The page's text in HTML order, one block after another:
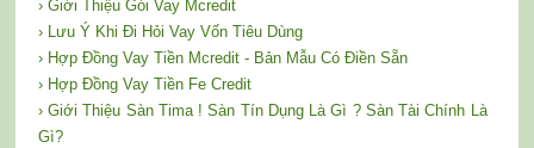
› Giới Thiệu Gói Vay Mcredit
› Lưu Ý Khi Đi Hỏi Vay Vốn Tiêu Dùng
› Hợp Đồng Vay Tiền Mcredit - Bản Mẫu Có Điền Sẵn
› Hợp Đồng Vay Tiền Fe Credit
› Giới Thiệu Sàn Tima ! Sàn Tín Dụng Là Gì ? Sàn Tài Chính Là
Gì?